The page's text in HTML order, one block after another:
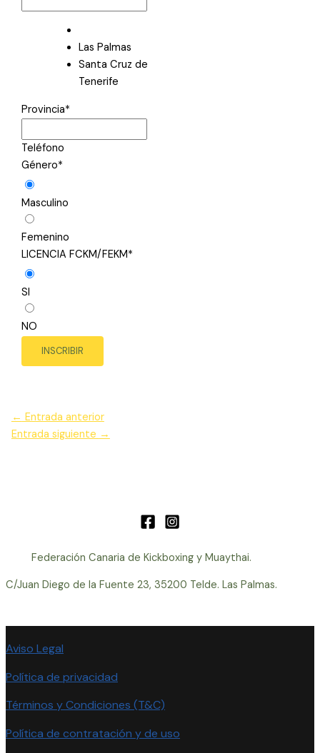
Las Palmas
Santa Cruz de
Tenerife
Provincia*
Teléfono
Género*
Masculino
Femenino
LICENCIA FCKM/FEKM*
SI
NO
INSCRIBIR
← Entrada anterior
Entrada siguiente →
Federación Canaria de Kickboxing y Muaythai.
C/Juan Diego de la Fuente 23, 35200 Telde. Las Palmas.
Aviso Legal
Política de privacidad
Términos y Condiciones (T&C)
Política de contratación y de uso